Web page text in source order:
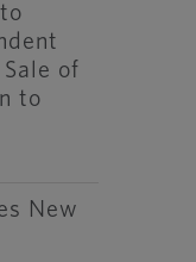
of
to
New